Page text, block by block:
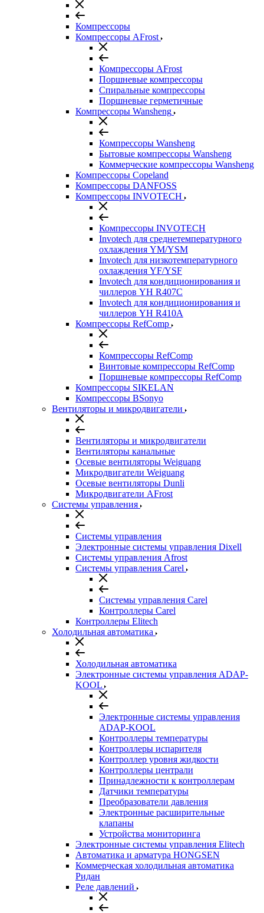
Компрессоры
Компрессоры AFrost
Компрессоры AFrost
Поршневые компрессоры
Спиральные компрессоры
Поршневые герметичные
Компрессоры Wansheng
Компрессоры Wansheng
Бытовые компрессоры Wansheng
Коммерческие компрессоры Wansheng
Компрессоры Copeland
Компрессоры DANFOSS
Компрессоры INVOTECH
Компрессоры INVOTECH
Invotech для среднетемпературного
охлаждения YM/YSM
Invotech для низкотемпературного
охлаждения YF/YSF
Invotech для кондиционирования и
чиллеров YH R407C
Invotech для кондиционирования и
чиллеров YH R410A
Компрессоры RefComp
Компрессоры RefComp
Винтовые компрессоры RefComp
Поршневые компрессоры RefComp
Компрессоры SIKELAN
Компрессоры BSonyo
Вентиляторы и микродвигатели
Вентиляторы и микродвигатели
Вентиляторы канальные
Осевые вентиляторы Weiguang
Микродвигатели Weiguang
Осевые вентиляторы Dunli
Микродвигатели AFrost
Системы управления
Системы управления
Электронные системы управления Dixell
Системы управления Afrost
Системы управления Carel
Системы управления Carel
Контроллеры Carel
Контроллеры Elitech
Холодильная автоматика
Холодильная автоматика
Электронные системы управления ADAP-
KOOL
Электронные системы управления
ADAP-KOOL
Контроллеры температуры
Контроллеры испарителя
Контроллер уровня жидкости
Контроллеры централи
Принадлежности к контроллерам
Датчики температуры
Преобразователи давления
Электронные расширительные
клапаны
Устройства мониторинга
Электронные системы управления Elitech
Автоматика и арматура HONGSEN
Коммерческая холодильная автоматика
Ридан
Реле давлений